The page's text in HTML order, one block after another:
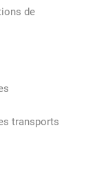
de
transports